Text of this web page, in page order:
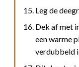
Leg de
Dek af met
een warme
verdubbeld